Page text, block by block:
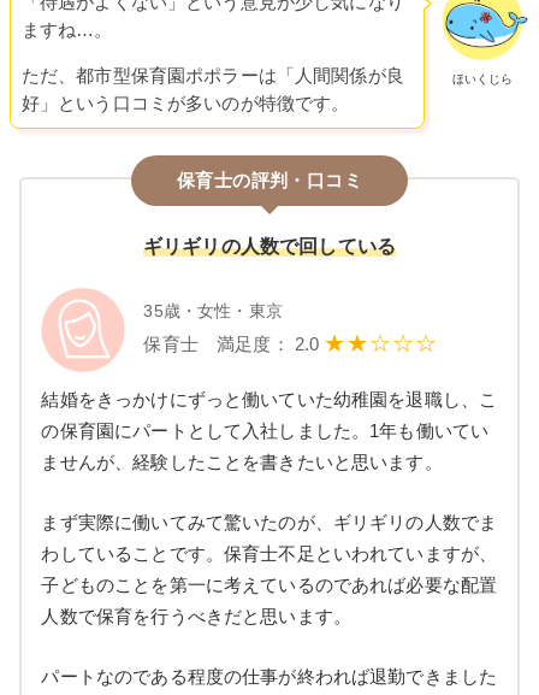
ほいくじら
ますね…。
ただ、都市型保育園ポポラーは「人間関係が良
好」という口コミが多いのが特徴です。
保育士の評判・口コミ
ギリギリの人数で回している
35歳・女性・東京
保育士 満足度： 2.0 ★★☆☆☆
結婚をきっかけにずっと働いていた幼稚園を退職し、こ
の保育園にパートとして入社しました。1年も働いてい
ませんが、経験したことを書きたいと思います。
まず実際に働いてみて驚いたのが、ギリギリの人数でま
わしていることです。保育士不足といわれていますが、
子どものことを第一に考えているのであれば必要な配置
人数で保育を行うべきだと思います。
パートなのである程度の仕事が終われば退勤できました